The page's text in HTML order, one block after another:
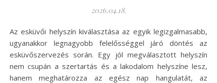
2026.04.18.
Az esküvői helyszín kiválasztása az egyik legizgalmasabb,
ugyanakkor legnagyobb felelősséggel járó döntés az
esküvőszervezés során. Egy jól megválasztott helyszín
nem csupán a szertartás és a lakodalom helyszíne lesz,
hanem meghatározza az egész nap hangulatát, az